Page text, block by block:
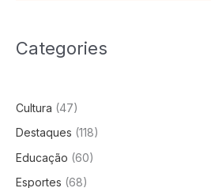
Categories
Cultura (47)
Destaques (118)
Educação (60)
Esportes (68)